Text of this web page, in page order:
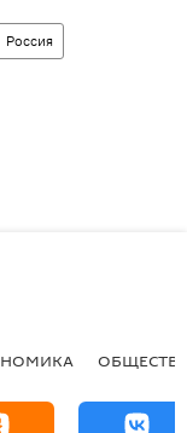
Россия